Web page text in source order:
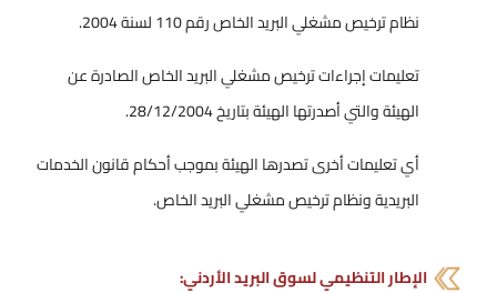
نظام ترخيص مشغلي البريد الخاص رقم 110 لسنة 2004.
تعليمات إجراءات ترخيص مشغلي البريد الخاص الصادرة عن
الهيئة والتي أصدرتها الهيئة بتاريخ 28/12/2004.
أي تعليمات أخرى تصدرها الهيئة بموجب أحكام قانون الخدمات
البريدية ونظام ترخيص مشغلي البريد الخاص.
الإطار التنظيمي لسوق البريد الأردني: